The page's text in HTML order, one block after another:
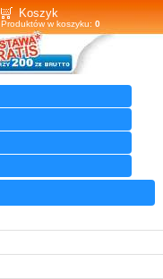
Koszyk
Produktów w koszyku: 0